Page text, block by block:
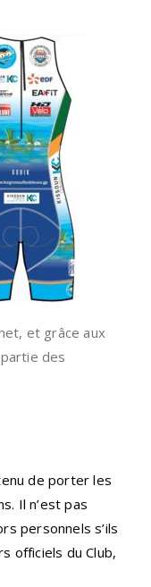
et grâce aux
des
de porter les
Il n’est pas
personnels s’ils
officiels du Club,